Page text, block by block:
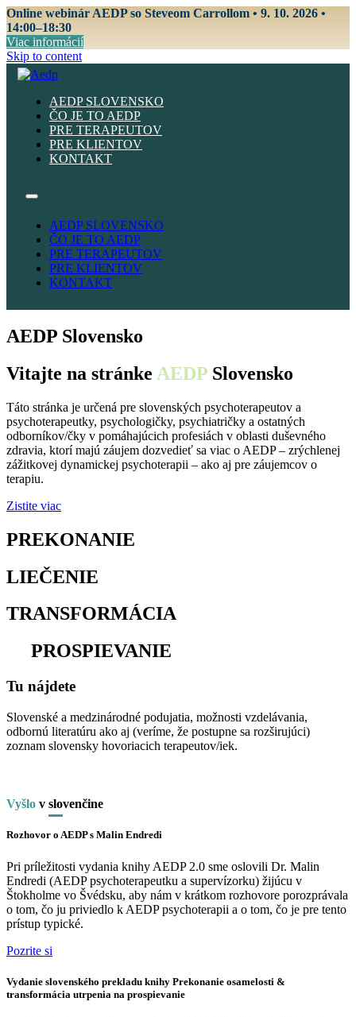
Online webinár AEDP so Steveom Carrollom • 9. 10. 2026 •
14:00–18:30
Viac informácií
Skip to content
AEDP SLOVENSKO
ČO JE TO AEDP
PRE TERAPEUTOV
PRE KLIENTOV
KONTAKT
AEDP SLOVENSKO
ČO JE TO AEDP
PRE TERAPEUTOV
PRE KLIENTOV
KONTAKT
AEDP Slovensko
Vitajte na stránke AEDP Slovensko
Táto stránka je určená pre slovenských psychoterapeutov a
psychoterapeutky, psychologičky, psychiatričky a ostatných
odborníkov/čky v pomáhajúcich profesiách v oblasti duševného
zdravia, ktorí majú záujem dozvedieť sa viac o AEDP – zrýchlenej
zážitkovej dynamickej psychoterapii – ako aj pre záujemcov o
terapiu.
Zistite viac
PREKONANIE
LIEČENIE
TRANSFORMÁCIA
PROSPIEVANIE
Tu nájdete
Slovenské a medzinárodné podujatia, možnosti vzdelávania,
odbornú literatúru ako aj (veríme, že postupne sa rozširujúci)
zoznam slovensky hovoriacich terapeutov/iek.
Vyšlo v slovenčine
Rozhovor o AEDP s Malin Endredi
Pri príležitosti vydania knihy AEDP 2.0 sme oslovili Dr. Malin
Endredi (AEDP psychoterapeutku a supervízorku) žijúcu v
Štokholme vo Švédsku, aby nám v krátkom rozhovore porozprávala
o tom, čo ju priviedlo k AEDP psychoterapii a o tom, čo je pre tento
prístup typické.
Pozrite si
Vydanie slovenského prekladu knihy Prekonanie osamelosti &
transformácia utrpenia na prospievanie